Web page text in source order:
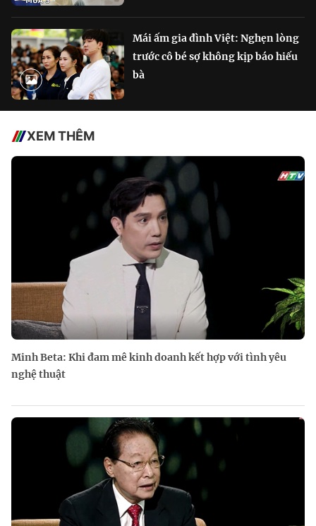
Mái ấm gia đình Việt: Nghẹn lòng
trước cô bé sợ không kịp báo hiếu
bà
XEM THÊM
Minh Beta: Khi đam mê kinh doanh kết hợp với tình yêu
nghệ thuật